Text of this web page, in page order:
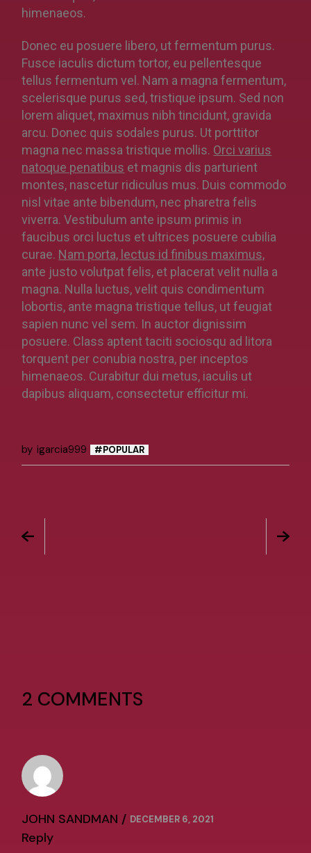
himenaeos.
Donec eu posuere libero, ut fermentum purus.
Fusce iaculis dictum tortor, eu pellentesque
tellus fermentum vel. Nam a magna fermentum,
scelerisque purus sed, tristique ipsum. Sed non
lorem aliquet, maximus nibh tincidunt, gravida
arcu. Donec quis sodales purus. Ut porttitor
magna nec massa tristique mollis. Orci varius
natoque penatibus et magnis dis parturient
montes, nascetur ridiculus mus. Duis commodo
nisl vitae ante bibendum, nec pharetra felis
viverra. Vestibulum ante ipsum primis in
faucibus orci luctus et ultrices posuere cubilia
curae. Nam porta, lectus id finibus maximus,
ante justo volutpat felis, et placerat velit nulla a
magna. Nulla luctus, velit quis condimentum
lobortis, ante magna tristique tellus, ut feugiat
sapien nunc vel sem. In auctor dignissim
posuere. Class aptent taciti sociosqu ad litora
torquent per conubia nostra, per inceptos
himenaeos. Curabitur dui metus, iaculis ut
dapibus aliquam, consectetur efficitur mi.
by igarcia999 POPULAR
2 COMMENTS
JOHN SANDMAN DECEMBER 6, 2021
Reply